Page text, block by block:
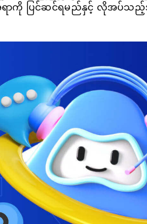
ပြင်ဆင်ရမည်နှင့် လိုအပ်သည့်အ